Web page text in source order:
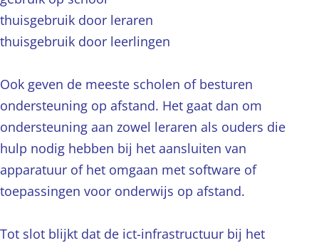
thuisgebruik door leraren
thuisgebruik door leerlingen
Ook geven de meeste scholen of besturen
ondersteuning op afstand. Het gaat dan om
ondersteuning aan zowel leraren als ouders die
hulp nodig hebben bij het aansluiten van
apparatuur of het omgaan met software of
toepassingen voor onderwijs op afstand.
Tot slot blijkt dat de ict-infrastructuur bij het